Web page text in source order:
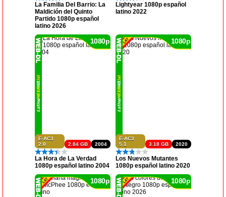
La Familia Del Barrio: La
Maldición del Quinto
Partido 1080p español
latino 2026
Lightyear 1080p español
latino 2022
E-AC3
2.0
2004
2.84 GB
1080p
La Hora de La Verdad
1080p español latino 2004
E-AC3
5.1
2020
3.18 GB
1080p
Los Nuevos Mutantes
1080p español latino 2020
1080p 1080p